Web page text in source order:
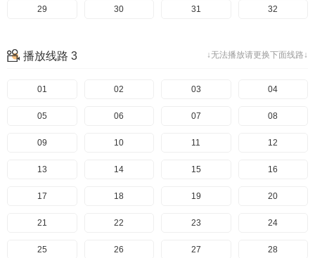
69 70 71 72
77
81 82 83 84
85 86 87 88
89 90 91 92
93 94 95 96
97 98 99 100
101 102 103 104
105 106 107 108
29 30 31 32
37
41 42 43 44
45 46 47 48
49 50 51 52
53 54 55 56
57 58 59 60
61 62 63 64
65 66 67 68
↓无法播放请更换下面线路↓
播放线路 3
01 02 03 04
05 06 07 08
09 10 11 12
13 14 15 16
17 18 19 20
21 22 23 24
25 26 27 28